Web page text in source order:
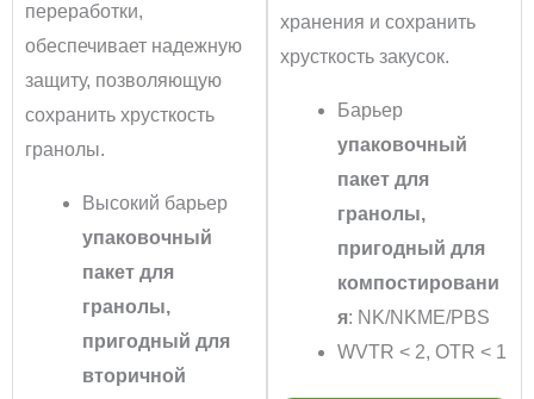
переработки,
обеспечивает надежную
защиту, позволяющую
сохранить хрусткость
гранолы.
Высокий барьер
упаковочный
пакет для
гранолы,
пригодный для
вторичной
хранения и сохранить
хрусткость закусок.
Барьер
упаковочный
пакет для
гранолы,
пригодный для
компостировани
я: NK/NKME/PBS
WVTR < 2, OTR < 1